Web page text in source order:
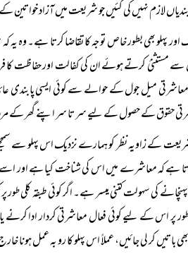
لازم نہیں کی گئیں جو شریعت میں آزاد خواتین
پہلو بھی بطور خاص توجہ کا تقاضا کرتا ہے۔ وہ
مستثنیٰ کرتے ہوئے ان کی کفالت اور حفاظت کا
میل جول کے حوالے سے کوئی ایسی پابندی
حقوق کے حصول کے لیے سر تا سر اپنے گھر کے
کے زاویہ نظر کو ہمارے نزدیک اس پہلو سے
ہے کہ معاشرے میں اس کی شناخت کیا ہے اور
کی سہولت کتنی میسر ہے۔ اگر کوئی طبقہ کلی
طور پر اس کے لیے کوئی فعال معاشرتی کردار ادا
باتیں کر لی جائیں، عملاً اس پہلو کا رو بہ عمل ہونا